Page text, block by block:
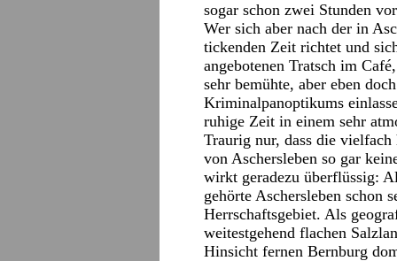
sogar schon zwei Stunden
Wer sich aber nach der in
tickenden Zeit richtet und
angebotenen Tratsch im
sehr bemühte, aber eben
Kriminalpanoptikums
ruhige Zeit in einem sehr
Traurig nur, dass die
von Aschersleben so gar
wirkt geradezu überflüssig:
gehörte Aschersleben schon
Herrschaftsgebiet. Als
weitestgehend flachen
Hinsicht fernen Bernburg